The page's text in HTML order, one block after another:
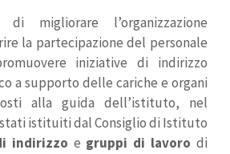
migliorare l’organizzazione
la partecipazione del personale
iniziative di indirizzo
a supporto delle cariche e organi
alla guida dell’istituto, nel
stati istituiti dal Consiglio di Istituto
indirizzo e gruppi di lavoro di